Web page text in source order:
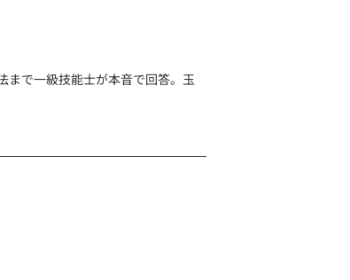
まで一級技能士が本音で回答。玉